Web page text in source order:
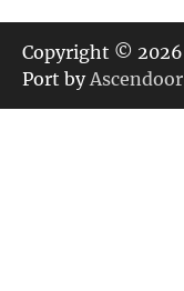
ゴ
リ
ー
Copyright © 2026
Port byAscendoor